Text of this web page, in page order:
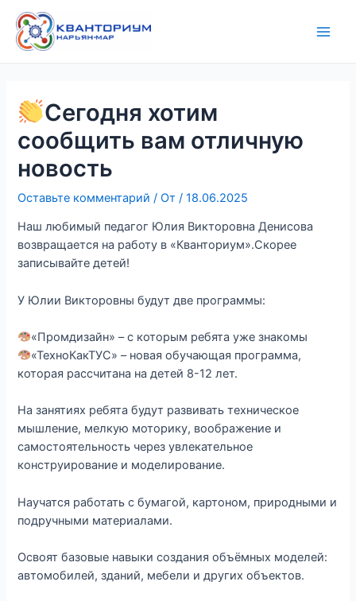
содержимому
Сегодня хотим
сообщить вам отличную
новость
Оставьте комментарий / От/18.06.2025
Наш любимый педагог Юлия Викторовна Денисова
возвращается на работу в «Кванториум».Скорее
записывайте детей!
У Юлии Викторовны будут две программы:
«Промдизайн» – с которым ребята уже знакомы
«ТехноКакТУС» – новая обучающая программа,
которая рассчитана на детей 8-12 лет.
На занятиях ребята будут развивать техническое
мышление, мелкую моторику, воображение и
самостоятельность через увлекательное
конструирование и моделирование.
Научатся работать с бумагой, картоном, природными и
подручными материалами.
Освоят базовые навыки создания объёмных моделей:
автомобилей, зданий, мебели и других объектов.
по
записям